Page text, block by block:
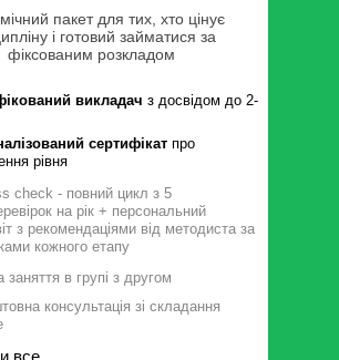
викладач з досвідом до 2-
сертифікат про
рівня
консультація зі складання
check - повний цикл з 5
на рік + персональний
з рекомендаціями від методиста за
кожного етапу
заняття в групі з другом
пакет для тих, хто цінує
і готовий займатися за
фіксованим розкладом
все...